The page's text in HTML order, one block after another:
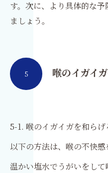
す。次に、より具体的な
ましょう。
喉のイガイ
5
5-1. 喉のイガイガを和ら
以下の方法は、喉の不快感
温かい塩水でうがいをし